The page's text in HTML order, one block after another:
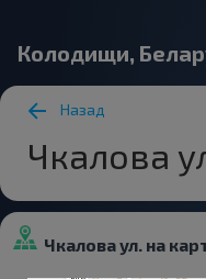
Колодищи,
Назад
Чкалова
Чкалова ул. на